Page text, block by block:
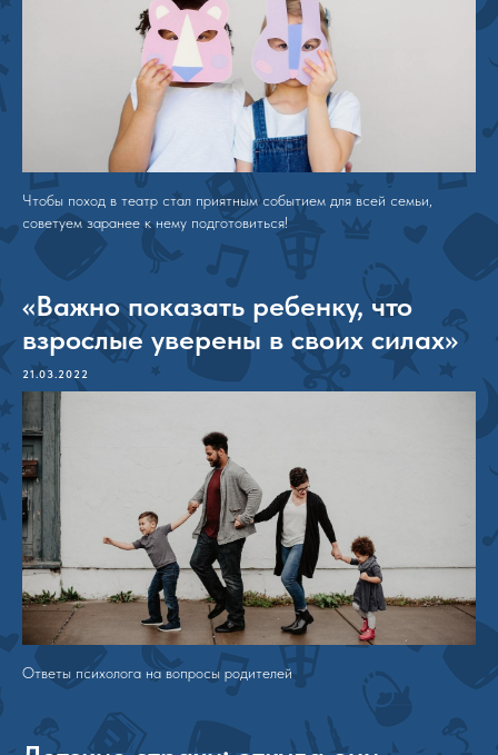
Чтобы поход в театр стал приятным событием для всей семьи,
советуем заранее к нему подготовиться!
«Важно показать ребенку, что
взрослые уверены в своих силах»
21.03.2022
Ответы психолога на вопросы родителей